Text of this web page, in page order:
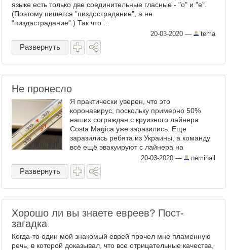
языке есть только две соединительные гласные - "о" и "е".
(Поэтому пишется "пиздострадание", а не
"пиздастрадание".) Так что ...
20-03-2020 — tema
Развернуть
Не пронесло
Я практически уверен, что это
коронавирус, поскольку примерно 50%
наших сограждан с круизного лайнера
Costa Magica уже заразились. Еще
заразились ребята из Украины, а команду
всё ещё эвакуируют с лайнера на
вертолетах. Вот и у меня появилась
отдышка и поднялась температура. Шли ...
20-03-2020 — nemihail
Развернуть
Хорошо ли вы знаете евреев? Пост-
загадка
Когда-то один мой знакомый еврей прочел мне пламенную
речь, в которой доказывал, что все отрицательные качества,